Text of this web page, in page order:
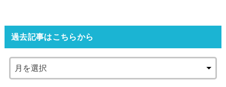
過去記事はこちらから